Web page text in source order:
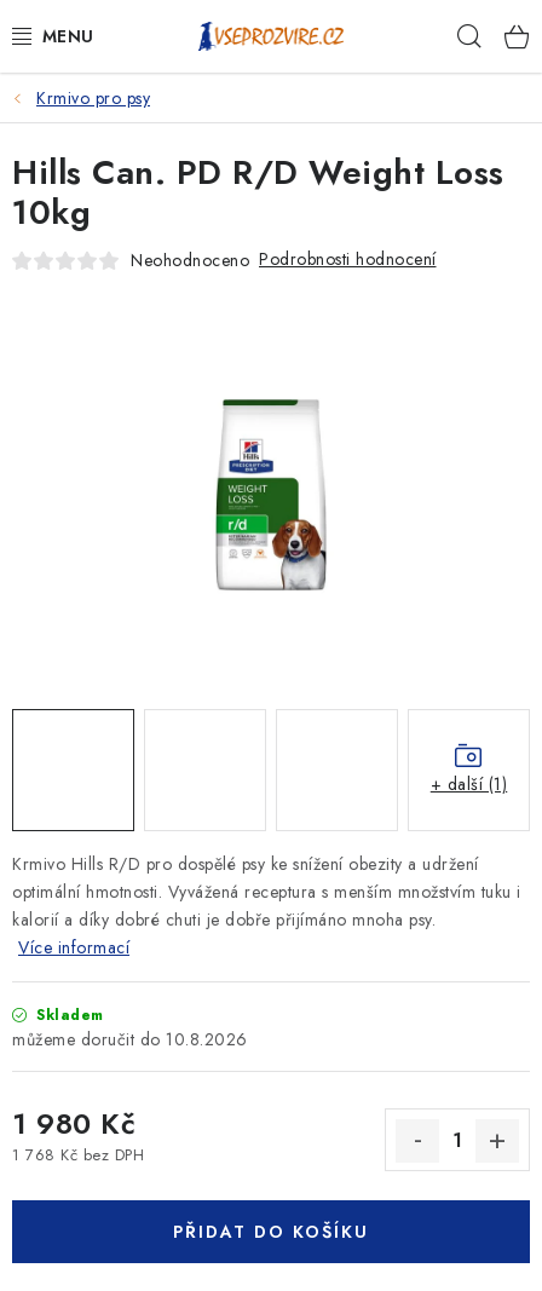
na
PSI
KOČKY
KONĚ
KRÁLÍCI/HLODAVCI/PTÁCI
Podmínky ochrany osobních údajů
Krmivo pro psy
Krmivo Hills R/D pro dospělé psy ke snížení obezity a udržení
optimální hmotnosti. Vyvážená receptura s menším množstvím tuku i
kalorií a díky dobré chuti je dobře přijímáno mnoha psy.
Více informací
Skladem
10.8.2026
1 980 Kč
1 768 Kč bez DPH
PŘIDAT DO KOŠÍKU
Hills Can. PD R/D Weight Loss
10kg
Neohodnoceno Podrobnosti hodnocení
+ další (1)